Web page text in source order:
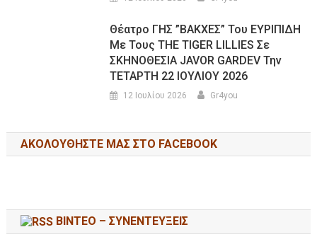
Θέατρο ΓΗΣ ”ΒΑΚΧΕΣ” Του ΕΥΡΙΠΙΔΗ
Με Τους THE TIGER LILLIES Σε
ΣΚΗΝΟΘΕΣΙΑ JAVOR GARDEV Την
ΤΕΤΑΡΤΗ 22 ΙΟΥΛΙΟΥ 2026
12 Ιουλίου 2026 Gr4you
ΑΚΟΛΟΥΘΉΣΤΕ ΜΑΣ ΣΤΟ FACEBOOK
ΒΙΝΤΕΟ – ΣΥΝΕΝΤΕΥΞΕΙΣ